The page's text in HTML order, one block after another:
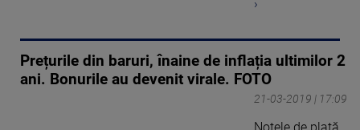
›
Prețurile din baruri, înaine de inflația ultimilor 2
ani. Bonurile au devenit virale. FOTO
21-03-2019 | 17:09